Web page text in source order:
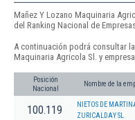
Mañez Y Lozano Maquinaria
del Ranking Nacional de
A continuación podrá consultar
Maquinaria Agricola Sl. y
Posición
Nacional
Nombre de la
100.119
NIETOS DE
ZURICALDAY SL